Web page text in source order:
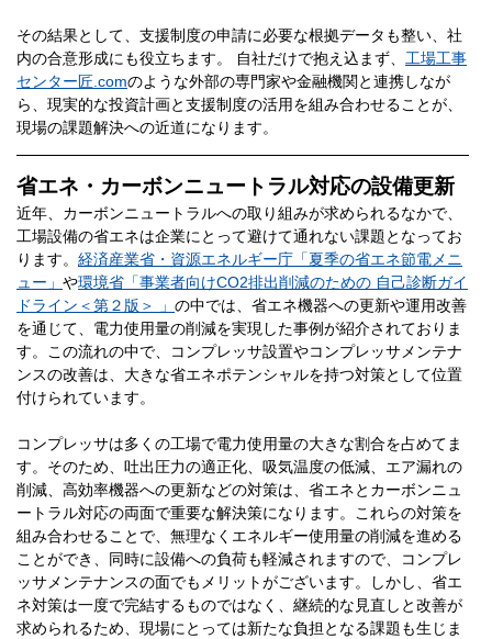
その結果として、支援制度の申請に必要な根拠データも整い、社
内の合意形成にも役立ちます。 自社だけで抱え込まず、 工場工事
センター匠.comのような外部の専門家や金融機関と連携しなが
ら、現実的な投資計画と支援制度の活用を組み合わせることが、
現場の課題解決への近道になります。
省エネ・カーボンニュートラル対応の設備更新
近年、カーボンニュートラルへの取り組みが求められるなかで、
工場設備の省エネは企業にとって避けて通れない課題となってお
ります。 経済産業省・資源エネルギー庁「夏季の省エネ節電メニ
ュー」 や環境省「事業者向けCO2排出削減のための 自己診断ガイ
ドライン＜第２版＞ 」 の中では、省エネ機器への更新や運用改善
を通じて、電力使用量の削減を実現した事例が紹介されておりま
す。この流れの中で、コンプレッサ設置やコンプレッサメンテナ
ンスの改善は、大きな省エネポテンシャルを持つ対策として位置
付けられています。
コンプレッサは多くの工場で電力使用量の大きな割合を占めてま
す。そのため、吐出圧力の適正化、吸気温度の低減、エア漏れの
削減、高効率機器への更新などの対策は、省エネとカーボンニュ
ートラル対応の両面で重要な解決策になります。これらの対策を
組み合わせることで、無理なくエネルギー使用量の削減を進める
ことができ、同時に設備への負荷も軽減されますので、コンプレ
ッサメンテナンスの面でもメリットがございます。しかし、省エ
ネ対策は一度で完結するものではなく、継続的な見直しと改善が
求められるため、現場にとっては新たな負担となる課題も生じま